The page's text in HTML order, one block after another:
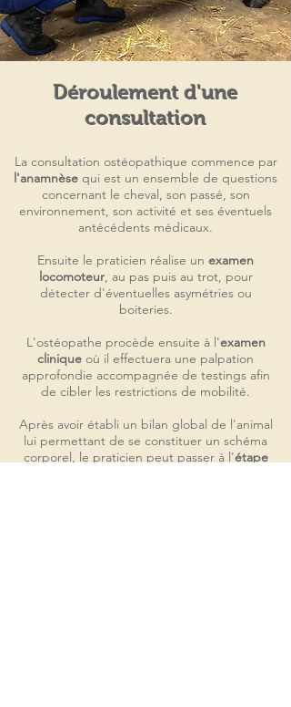
Déroulement d'une
consultation
La consultation ostéopathique commence par
l'anamnèse qui est un ensemble de questions
concernant le cheval, son passé, son
environnement, son activité et ses éventuels
antécédents médicaux.
Ensuite le praticien réalise un examen
locomoteur, au pas puis au trot, pour
détecter d'éventuelles asymétries ou
boiteries.
L'ostéopathe procède ensuite à l'examen
clinique où il effectuera une palpation
approfondie accompagnée de testings afin
de cibler les restrictions de mobilité.
Après avoir établi un bilan global de l'animal
lui permettant de se constituer un schéma
corporel, le praticien peut passer à l'étape